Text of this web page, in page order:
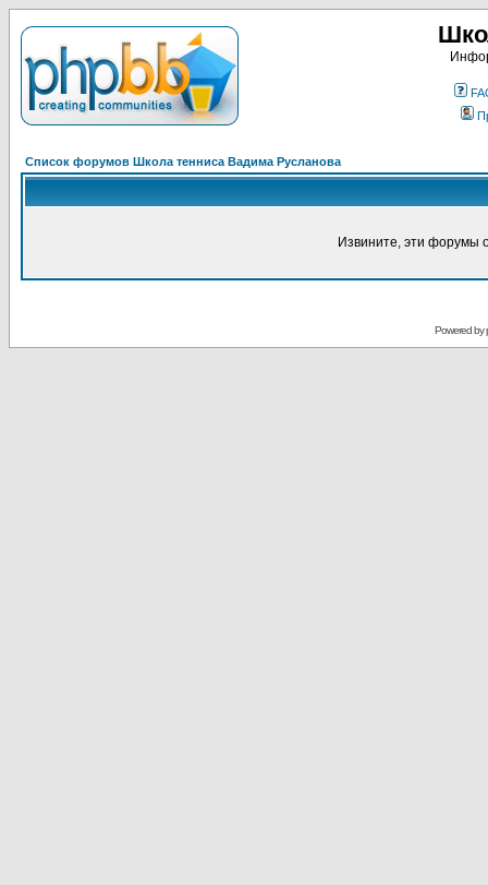
Список форумов Школа тенниса Вадима Русланова
Извините, эти форумы
Powered by